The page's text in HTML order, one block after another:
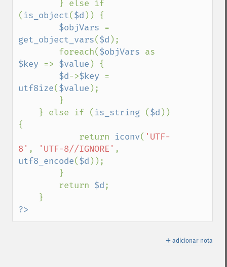
( is_object($d )) {
$objVars
get_object_vars($d );
        foreach(
$objVars
$key => $value ) {
$d->$key
utf8ize($value );
    } else if (
is_string ($d ))
{
            return
iconv( 'UTF-
8' , 'UTF-8//IGNORE'
utf8_encode($d ));
        return
$d;
?>
＋ adicionar nota